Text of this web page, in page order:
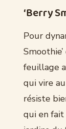
‘Berry
Pour
feuillage
qui vire
résiste
qui en fait